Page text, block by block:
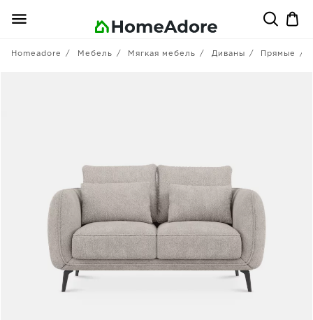
Homeadore Мебель Мягкая мебель Диваны Прямые